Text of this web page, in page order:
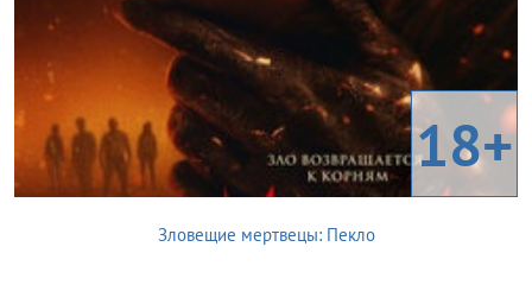
18+
Зловещие мертвецы: Пекло